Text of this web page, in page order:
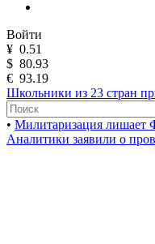
Войти
¥ 0.51
$ 80.93
€ 93.19
Школьники из 23 стран
• Милитаризация лишает
Аналитики заявили о